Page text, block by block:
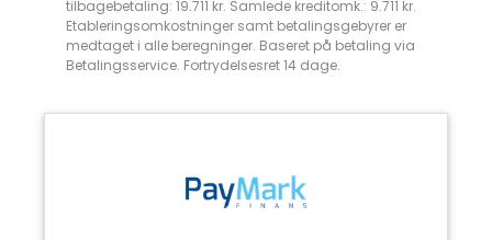
tilbagebetaling: 19.711 kr. Samlede kreditomk.: 9.711 kr.
Etableringsomkostninger samt betalingsgebyrer er
medtaget i alle beregninger. Baseret på betaling via
Betalingsservice. Fortrydelsesret 14 dage.